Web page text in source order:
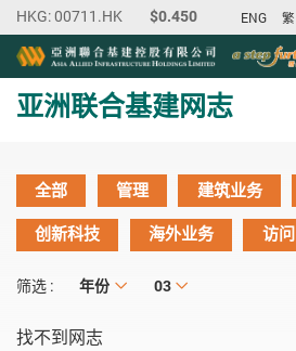
ENG 繁
主内容开始
亚洲联合基建网志
全部 管理 建筑业务
创新科技
海外业务 访问
筛选 : 年份
年份 月份
03
找不到网志